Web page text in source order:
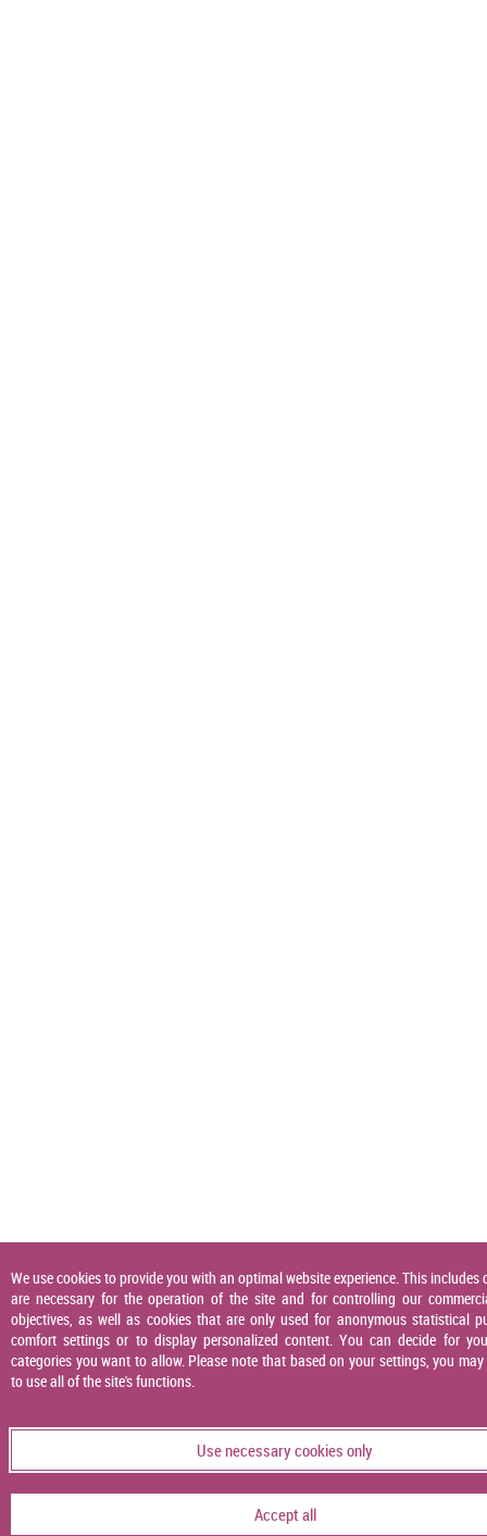
We use cookies to provide you with an optimal website experience. This includes
are necessary for the operation of the site and for controlling our
objectives, as well as cookies that are only used for anonymous statistical
comfort settings or to display personalized content. You can decide for
categories you want to allow. Please note that based on your settings, you
to use all of the site's functions.
Use necessary cookies only
Accept all